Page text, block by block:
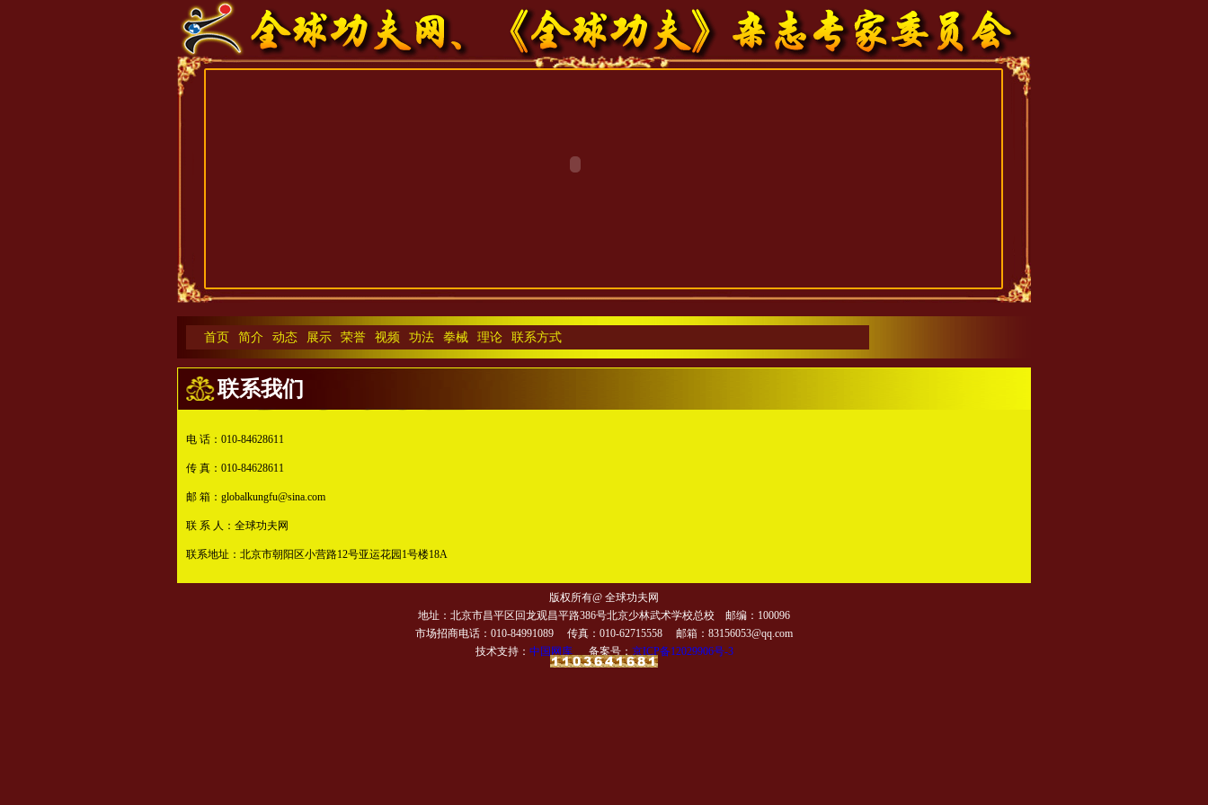
首页 简介 动态 展示 荣誉 视频 功法 拳械 理论 联系方式
联系我们
电 话：010-84628611
传 真：010-84628611
邮 箱：globalkungfu@sina.com
联 系 人：全球功夫网
联系地址：北京市朝阳区小营路12号亚运花园1号楼18A
版权所有@ 全球功夫网
地址：北京市昌平区回龙观昌平路386号北京少林武术学校总校 邮编：100096
市场招商电话：010-84991089 传真：010-62715558 邮箱：83156053@qq.com
技术支持： 中国网库备案号： 京ICP备12029906号-3